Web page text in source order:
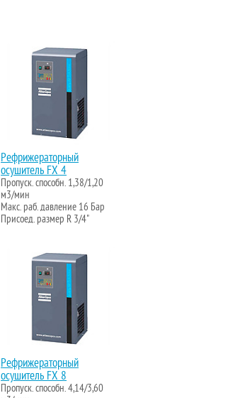
Рефрижераторный
осушитель FX 4
Пропуск. способн. 1,38/1,20
м3/мин
Макс. раб. давление 16 Бар
Присоед. размер R 3/4"
Рефрижераторный
осушитель FX 8
Пропуск. способн. 4,14/3,60